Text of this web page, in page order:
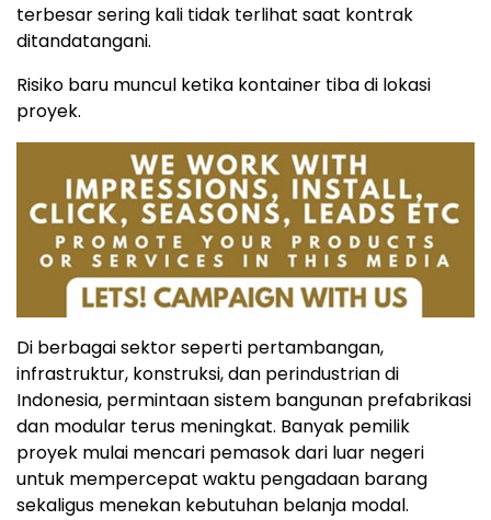
terbesar sering kali tidak terlihat saat kontrak
ditandatangani.
Risiko baru muncul ketika kontainer tiba di lokasi
proyek.
Di berbagai sektor seperti pertambangan,
infrastruktur, konstruksi, dan perindustrian di
Indonesia, permintaan sistem bangunan prefabrikasi
dan modular terus meningkat. Banyak pemilik
proyek mulai mencari pemasok dari luar negeri
untuk mempercepat waktu pengadaan barang
sekaligus menekan kebutuhan belanja modal.